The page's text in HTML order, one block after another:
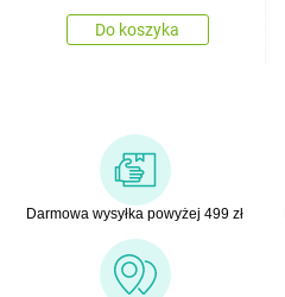
Do koszyka
Darmowa wysyłka powyżej 499 zł